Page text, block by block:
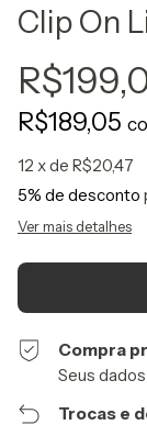
Clip On
R$189,05
12 x de R$20,47
5% de desconto
Ver mais detalhes
Compra
Seus
Trocas e